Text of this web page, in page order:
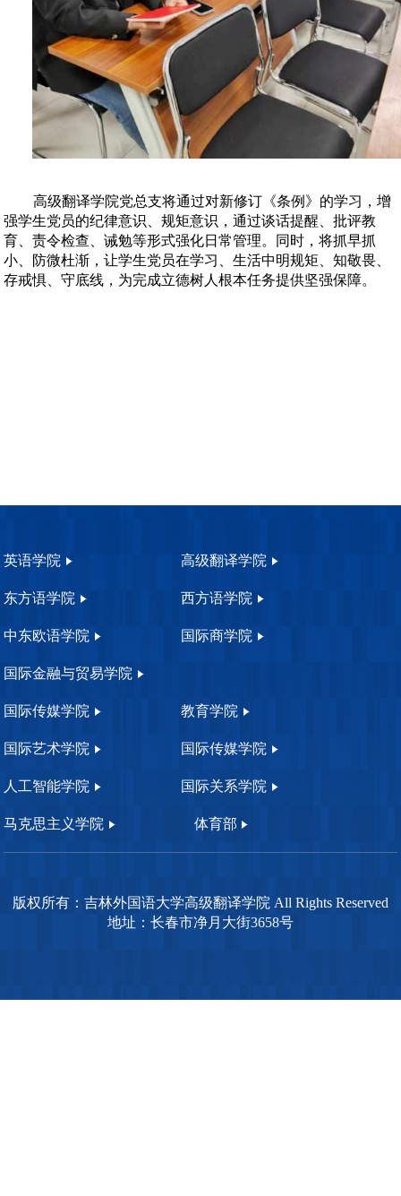
高级翻译学院党总支将通过对新修订《条例》的学习，增
强学生党员的纪律意识、规矩意识，通过谈话提醒、批评教
育、责令检查、诫勉等形式强化日常管理。同时，将抓早抓
小、防微杜渐，让学生党员在学习、生活中明规矩、知敬畏、
存戒惧、守底线，为完成立德树人根本任务提供坚强保障。
英语学院 高级翻译学院
东方语学院 西方语学院
中东欧语学院 国际商学院
国际金融与贸易学院
国际传媒学院 教育学院
国际艺术学院 国际传媒学院
人工智能学院 国际关系学院
马克思主义学院 体育部
版权所有：吉林外国语大学高级翻译学院 All Rights Reserved
地址：长春市净月大街3658号